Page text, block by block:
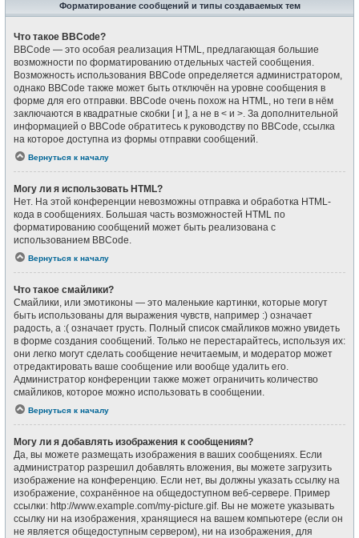
Форматирование сообщений и типы создаваемых тем
Что такое BBCode?
BBCode — это особая реализация HTML, предлагающая большие
возможности по форматированию отдельных частей сообщения.
Возможность использования BBCode определяется администратором,
однако BBCode также может быть отключён на уровне сообщения в
форме для его отправки. BBCode очень похож на HTML, но теги в нём
заключаются в квадратные скобки [ и ], а не в < и >. За дополнительной
информацией о BBCode обратитесь к руководству по BBCode, ссылка
на которое доступна из формы отправки сообщений.
Вернуться к началу
Могу ли я использовать HTML?
Нет. На этой конференции невозможны отправка и обработка HTML-
кода в сообщениях. Большая часть возможностей HTML по
форматированию сообщений может быть реализована с
использованием BBCode.
Вернуться к началу
Что такое смайлики?
Смайлики, или эмотиконы — это маленькие картинки, которые могут
быть использованы для выражения чувств, например :) означает
радость, а :( означает грусть. Полный список смайликов можно увидеть
в форме создания сообщений. Только не перестарайтесь, используя их:
они легко могут сделать сообщение нечитаемым, и модератор может
отредактировать ваше сообщение или вообще удалить его.
Администратор конференции также может ограничить количество
смайликов, которое можно использовать в сообщении.
Вернуться к началу
Могу ли я добавлять изображения к сообщениям?
Да, вы можете размещать изображения в ваших сообщениях. Если
администратор разрешил добавлять вложения, вы можете загрузить
изображение на конференцию. Если нет, вы должны указать ссылку на
изображение, сохранённое на общедоступном веб-сервере. Пример
ссылки: http://www.example.com/my-picture.gif. Вы не можете указывать
ссылку ни на изображения, хранящиеся на вашем компьютере (если он
не является общедоступным сервером), ни на изображения, для